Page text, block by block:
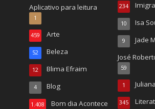
Aplicativo para leitura
1
Arte
459
Beleza
52
Blima Efraim
12
Blog
4
Bom dia Acontece
1.408
234
Isa
10
Jade
9
José
59
1
345